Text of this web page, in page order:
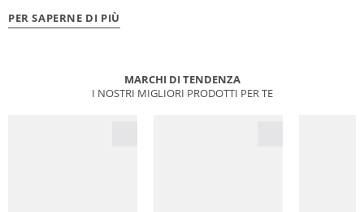
PER SAPERNE DI PIÙ
MARCHI DI TENDENZA
I NOSTRI MIGLIORI PRODOTTI PER TE